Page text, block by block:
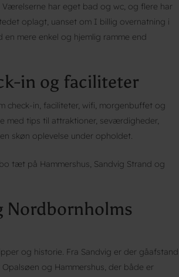
har eget bad og wc, og flere har
oplagt, uanset om I billig overnatning i
mere enkel og hjemlig ramme end
in og faciliteter
check-in, faciliteter, wifi, morgenbuffet og
med tips til attraktioner, seværdigheder,
skøn oplevelse under opholdet.
tæt på Hammershus, Sandvig Strand og
Nordbornholms
og historie. Fra Sandvig er der gåafstand
og Hammershus, der både er